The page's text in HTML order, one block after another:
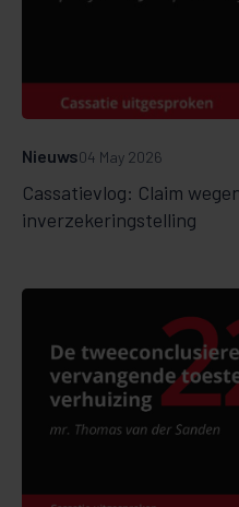
Cassatievlog: Claim
inverzekeringstelling
Nieuws04 May 2026